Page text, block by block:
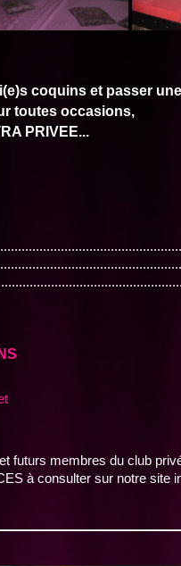
coquins et passer
toutes occasions,
PRIVEE...
futurs membres du club
à consulter sur notre site